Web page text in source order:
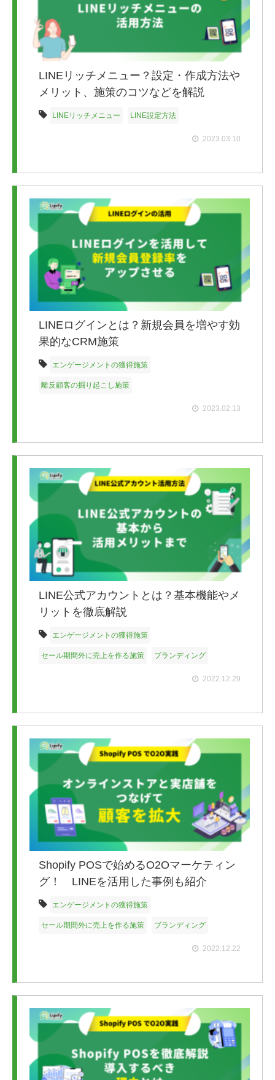
LINEリッチメニュー？設定・作成方法や
メリット、施策のコツなどを解説
LINEリッチメニュー LINE設定方法
2023.03.10
LINEログインとは？新規会員を増やす効
果的なCRM施策
エンゲージメントの獲得施策
離反顧客の掘り起こし施策
2023.02.13
LINE公式アカウントとは？基本機能やメ
リットを徹底解説
エンゲージメントの獲得施策
セール期間外に売上を作る施策 ブランディング
2022.12.29
Shopify POSで始めるO2Oマーケティン
グ！ LINEを活用した事例も紹介
エンゲージメントの獲得施策
セール期間外に売上を作る施策 ブランディング
2022.12.22